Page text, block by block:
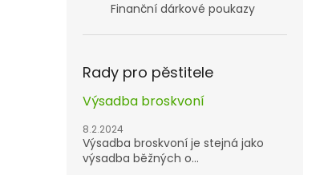
Finanční dárkové poukazy
Rady pro pěstitele
Výsadba broskvoní
8.2.2024
Výsadba broskvoní je stejná jako
výsadba běžných o...